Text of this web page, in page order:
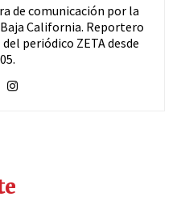
de comunicación por la
California. Reportero
periódico ZETA desde